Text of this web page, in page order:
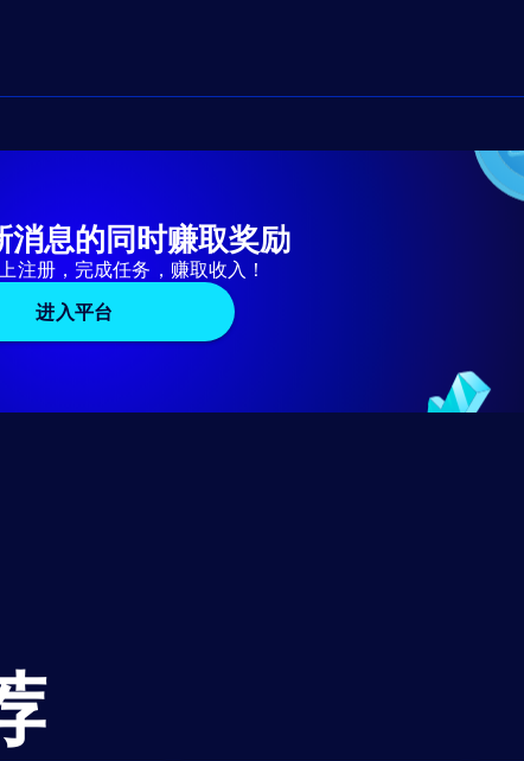
消息的同时赚取奖励
注册，完成任务，赚取收入！
进入平台